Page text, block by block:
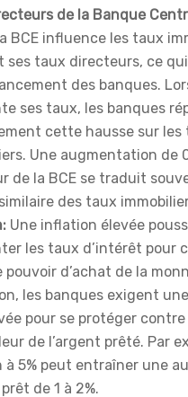
de la Banque
BCE influence les taux
ses taux directeurs, ce
des banques.
ses taux, les banques
cette hausse sur les
Une augmentation de
de la BCE se traduit
des taux
Une inflation élevée
les taux d’intérêt pour
pouvoir d’achat de la
les banques exigent
pour se protéger
de l’argent prêté. Par
à 5% peut entraîner une
de 1 à 2%.